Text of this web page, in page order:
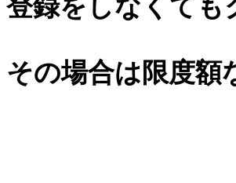
登録をしなくても
その場合は限度額